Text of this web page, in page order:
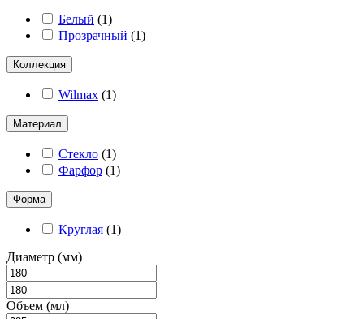
Белый (1)
Прозрачный (1)
Коллекция
Wilmax (1)
Материал
Стекло (1)
Фарфор (1)
Форма
Круглая (1)
Диаметр (мм)
Объем (мл)